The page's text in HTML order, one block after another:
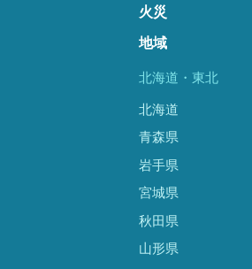
火災
地域
北海道・東北
北海道
青森県
岩手県
宮城県
秋田県
山形県